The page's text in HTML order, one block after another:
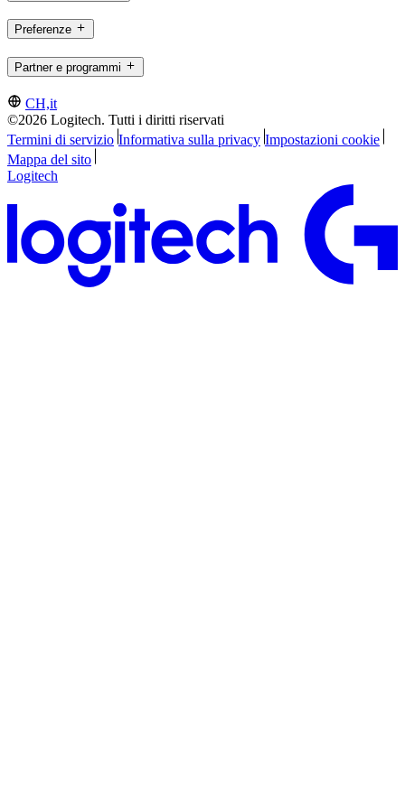
Preferenze
Partner e programmi
CH,it
©2026 Logitech. Tutti i diritti riservati
Termini di servizio Informativa sulla privacy Impostazioni cookie
Mappa del sito
Logitech